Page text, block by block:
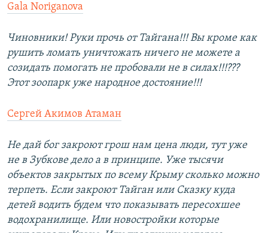
Gala Noriganova
Чиновники! Руки прочь от Тайгана!!! Вы кроме как
рушить ломать уничтожать ничего не можете а
созидать помогать не пробовали не в силах!!!???
Этот зоопарк уже народное достояние!!!
Сергей Акимов Атаман
Не дай бог закроют грош нам цена люди, тут уже
не в Зубкове дело а в принципе. Уже тысячи
объектов закрытых по всему Крыму сколько можно
терпеть. Если закроют Тайган или Сказку куда
детей водить будем что показывать пересохшее
водохранилище. Или новостройки которые